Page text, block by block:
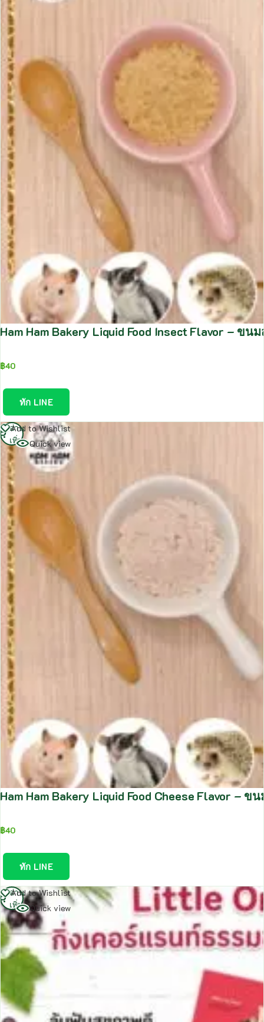
Ham Ham Bakery Liquid Food Insect Flavor – ข
฿40
ทัก LINE
Add to Wishlist
Quick view
Ham Ham Bakery Liquid Food Cheese Flavor –
฿40
ทัก LINE
อ่าน
เพิ่ม
Add to Wishlist
Quick view
อ่าน
เพิ่ม